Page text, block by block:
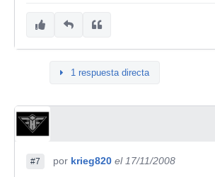
1 respuesta directa
#7 por krieg820 el 17/11/2008